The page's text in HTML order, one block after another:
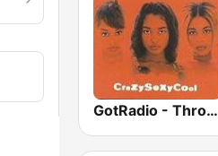
GotRadio - Throwback Jamz